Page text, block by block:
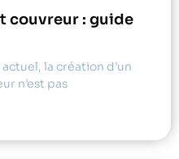
couvreur : guide
la création d’un
n’est pas